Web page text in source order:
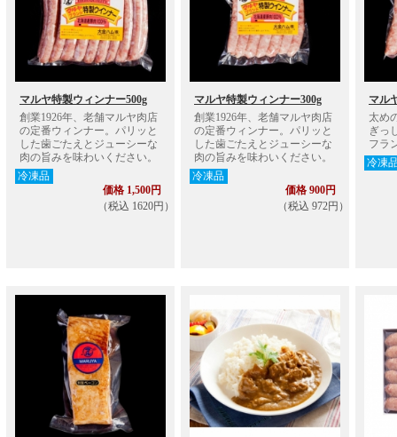
マルヤ特製ウィンナー500g
創業1926年、老舗マルヤ肉店
の定番ウィンナー。パリッと
した歯ごたえとジューシーな
肉の旨みを味わいください。
冷凍品
価格 1,500円
（税込 1620円）
マルヤ特製ウィンナー300g
創業1926年、老舗マルヤ肉店
の定番ウィンナー。パリッと
した歯ごたえとジューシーな
肉の旨みを味わいください。
冷凍品
価格 900円
（税込 972円）
マル
太め
ぎっ
フラ
冷凍